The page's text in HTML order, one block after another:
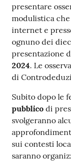
presentare
modulistica che
internet e
ognuno dei
presentazione
2024. Le
di
Subito dopo le
pubblico di
svolgeranno
sui contesti
saranno